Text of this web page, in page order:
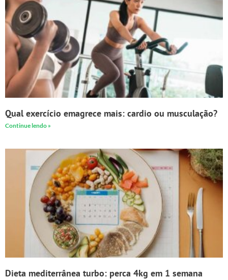
Qual exercício emagrece mais: cardio ou musculação?
Continue lendo »
Dieta mediterrânea turbo: perca 4kg em 1 semana